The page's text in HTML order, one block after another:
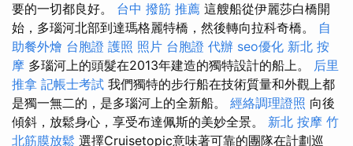
要的一切都良好。 台中 撥筋 推薦 這艘船從伊麗莎白橋開
始，多瑙河北部到達瑪格麗特橋，然後轉向拉科奇橋。 自
助餐外燴 台胞證 護照 照片 台胞證 代辦 seo優化 新北 按
摩 多瑙河上的頭髮在2013年建造的獨特設計的船上。 后里
推拿 記帳士考試 我們獨特的步行船在技術質量和外觀上都
是獨一無二的，是多瑙河上的全新船。 經絡調理證照 向後
傾斜，放鬆身心，享受布達佩斯的美妙全景。 新北 按摩 竹
北筋膜放鬆 選擇Cruisetopic意味著可靠的團隊在計劃巡